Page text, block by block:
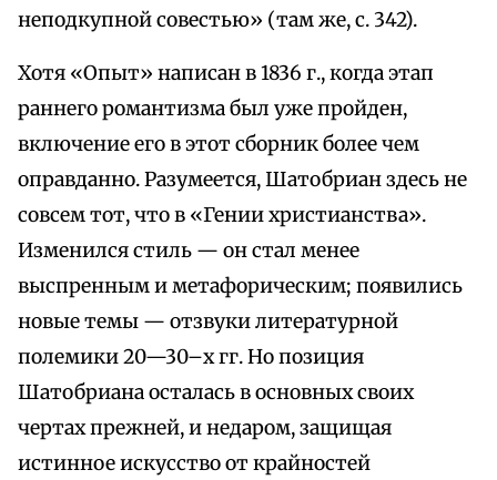
неподкупной совестью» (там же, с. 342).
Хотя «Опыт» написан в 1836 г., когда этап
раннего романтизма был уже пройден,
включение его в этот сборник более чем
оправданно. Разумеется, Шатобриан здесь не
совсем тот, что в «Гении христианства».
Изменился стиль — он стал менее
выспренным и метафорическим; появились
новые темы — отзвуки литературной
полемики 20—30–х гг. Но позиция
Шатобриана осталась в основных своих
чертах прежней, и недаром, защищая
истинное искусство от крайностей